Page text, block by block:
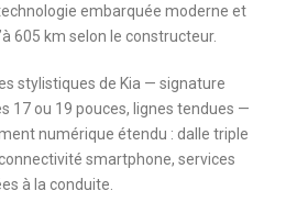
embarquée moderne et
605 km selon le constructeur.
stylistiques de Kia — signature
17 ou 19 pouces, lignes tendues —
numérique étendu : dalle triple
connectivité smartphone, services
à la conduite.